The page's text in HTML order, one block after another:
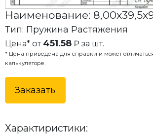
Наименование:
Тип: Пружина Растяжения
Цена* от 451.58₽ за шт.
* Цена приведена для справки и может
калькуляторе.
Заказать
Характиристики: